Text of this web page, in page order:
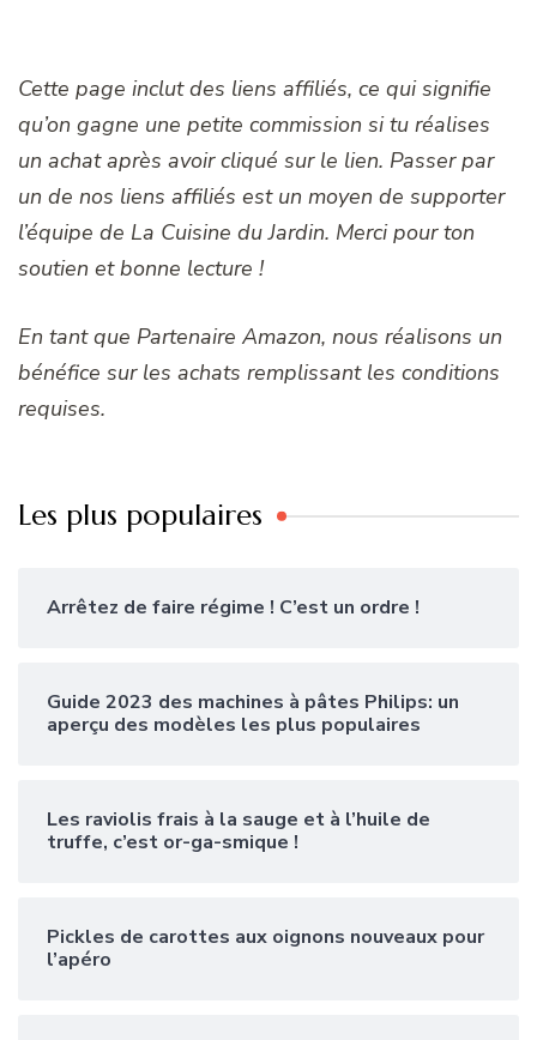
Cette page inclut des liens affiliés, ce qui signifie
qu’on gagne une petite commission si tu réalises
un achat après avoir cliqué sur le lien. Passer par
un de nos liens affiliés est un moyen de supporter
l’équipe de La Cuisine du Jardin. Merci pour ton
soutien et bonne lecture !
En tant que Partenaire Amazon, nous réalisons un
bénéfice sur les achats remplissant les conditions
requises.
Les plus populaires
Arrêtez de faire régime ! C’est un ordre !
Guide 2023 des machines à pâtes Philips: un
aperçu des modèles les plus populaires
Les raviolis frais à la sauge et à l’huile de
truffe, c’est or-ga-smique !
Pickles de carottes aux oignons nouveaux pour
l’apéro